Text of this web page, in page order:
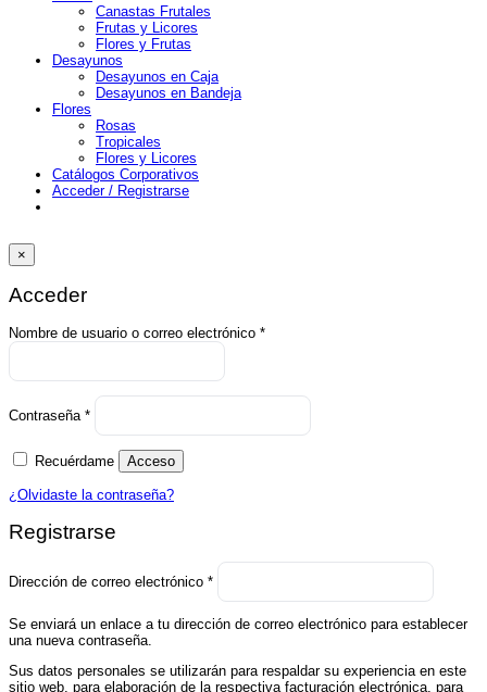
Canastas Frutales
Frutas y Licores
Flores y Frutas
Desayunos
Desayunos en Caja
Desayunos en Bandeja
Flores
Rosas
Tropicales
Flores y Licores
Catálogos Corporativos
Acceder / Registrarse
×
Acceder
Nombre de usuario o correo electrónico *Obligatorio
Contraseña *
Obligatorio
Recuérdame Acceso
¿Olvidaste la contraseña?
Registrarse
Dirección de correo electrónico *
Obligatorio
Se enviará un enlace a tu dirección de correo electrónico para establecer
una nueva contraseña.
Sus datos personales se utilizarán para respaldar su experiencia en este
sitio web, para elaboración de la respectiva facturación electrónica, para